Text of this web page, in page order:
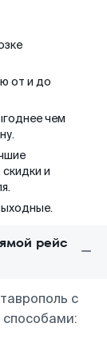
от и до
чем
и
рейс
с